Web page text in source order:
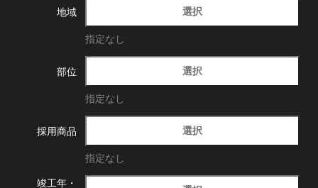
地域 選択
指定なし
部位 選択
指定なし
採用商品 選択
指定なし
竣工年・